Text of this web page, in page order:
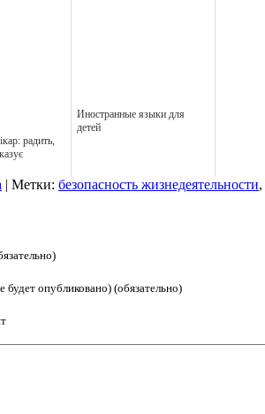
радить,
Иностранные языки для
детей
| Метки: безопасность жизнедеятельности,
будет опубликовано) (обязательно)